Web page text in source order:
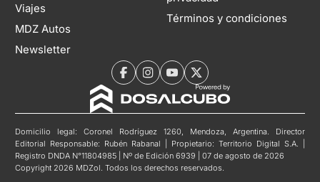
Viajes
MDZ Autos
Newsletter
Términos y condiciones
Domicilio legal: Coronel Rodríguez 1260, Mendoza, Argentina. Director
Editorial Responsable: Rubén Rabanal | Propietario: Territorio Digital S.A. |
Registro DNDA N°11804985 | Nº de Edición 6939 | 07 de agosto de 2026
Copyright 2026 MDZol. Todos los derechos reservados.